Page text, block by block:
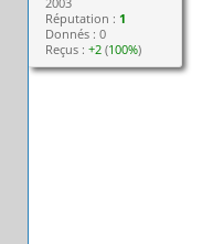
Réputation : 1
Donnés : 0
Reçus :+2 (100%)